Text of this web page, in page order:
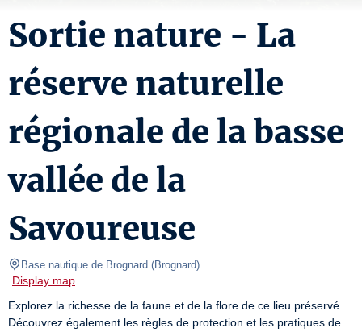
Sortie nature - La
réserve naturelle
régionale de la basse
vallée de la
Savoureuse
Base nautique de Brognard (Brognard)
Display map
Explorez la richesse de la faune et de la flore de ce lieu préservé.
Découvrez également les règles de protection et les pratiques de